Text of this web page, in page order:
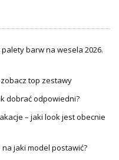
barw na wesela 2026.
top zestawy
dobrać odpowiedni?
– jaki look jest obecnie
jaki model postawić?